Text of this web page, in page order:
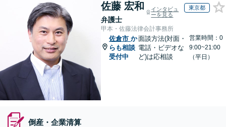
佐藤 宏和
弁護士
インタビュ
ーを見る
東京都
甲本・佐藤法律会計事務所
佐倉市 か
らも相談
受付中
面談方法(対面・
電話・ビデオな
ど)は応相談
営業時間：0
9:00~21:00
（平日）
倒産・企業清算